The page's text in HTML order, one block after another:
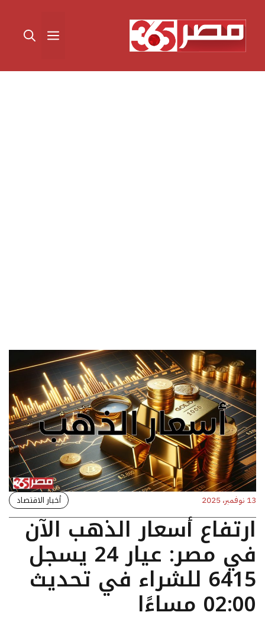
المحتوى القائمة
13 نوفمبر، 2025 أخبار الاقتصاد
ارتفاع أسعار الذهب الآن
في مصر: عيار 24 يسجل
6415 للشراء في تحديث
02:00 مساءًا